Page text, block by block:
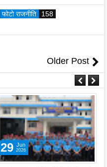
फोटो राजनीति
158
Older Post
29 Jun
2026